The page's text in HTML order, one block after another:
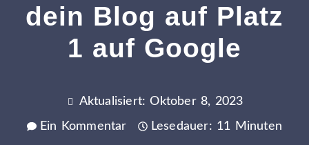
dein Blog auf Platz
1 auf Google
Aktualisiert: Oktober 8, 2023
Ein Kommentar
Lesedauer: 11 Minuten